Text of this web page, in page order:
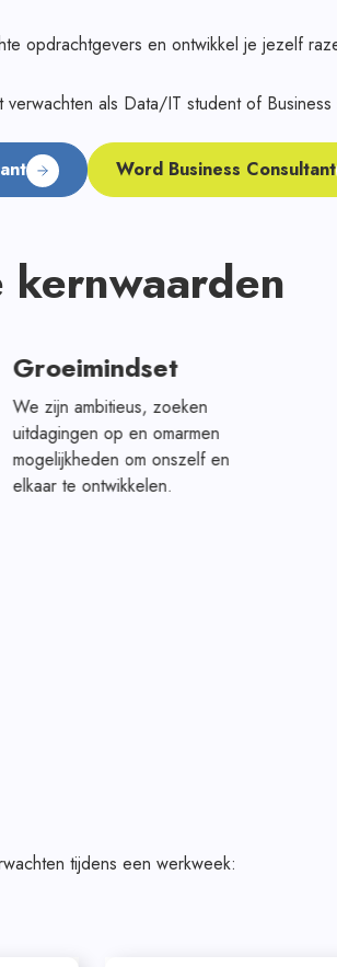
opdrachtgevers en ontwikkel je jezelf
als Data/IT student of Business
Word Business Consultant
kernwaarden
Groeimindset
We zijn ambitieus, zoeken
uitdagingen op en omarmen
mogelijkheden om onszelf en
elkaar te ontwikkelen.
tijdens een werkweek: